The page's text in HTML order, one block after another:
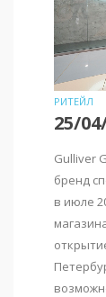
РИТЕЙЛ
25/
Gulliver
бренд
в июле